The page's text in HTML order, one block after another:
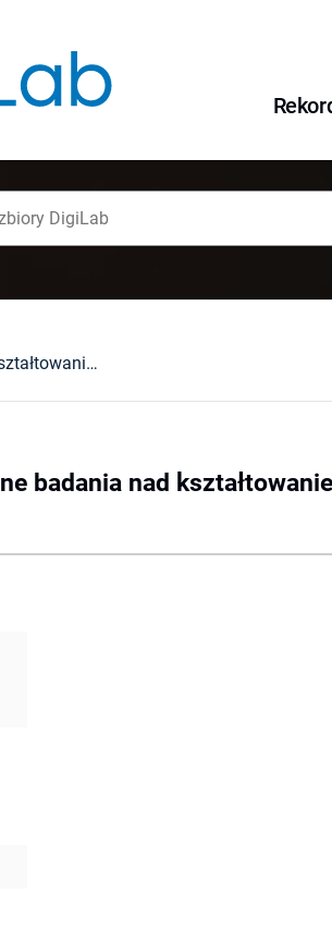
Eksperymentalne badania nad kształtowaniem kompetencji komunikacyjnej w ramach edukacji polonistycznej
badania nad